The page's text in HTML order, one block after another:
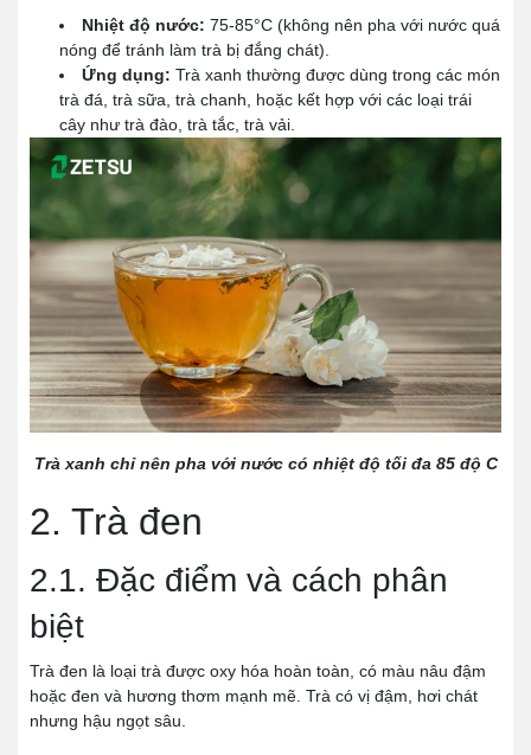
Nhiệt độ nước: 75-85°C (không nên pha với nước quá
nóng để tránh làm trà bị đắng chát).
Ứng dụng: Trà xanh thường được dùng trong các món
trà đá, trà sữa, trà chanh, hoặc kết hợp với các loại trái
cây như trà đào, trà tắc, trà vải.
Trà xanh chỉ nên pha với nước có nhiệt độ tối đa 85 độ C
2. Trà đen
2.1. Đặc điểm và cách phân
biệt
Trà đen là loại trà được oxy hóa hoàn toàn, có màu nâu đậm
hoặc đen và hương thơm mạnh mẽ. Trà có vị đậm, hơi chát
nhưng hậu ngọt sâu.